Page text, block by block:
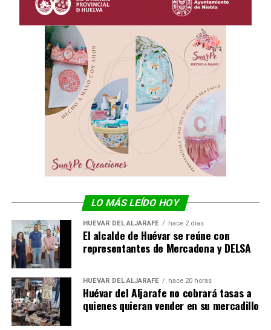
LO MÁS LEÍDO HOY
HUÉVAR DEL ALJARAFE hace 2 días
El alcalde de Huévar se reúne con
representantes de Mercadona y DELSA
HUÉVAR DEL ALJARAFE hace 20 horas
Huévar del Aljarafe no cobrará tasas a
quienes quieran vender en su mercadillo